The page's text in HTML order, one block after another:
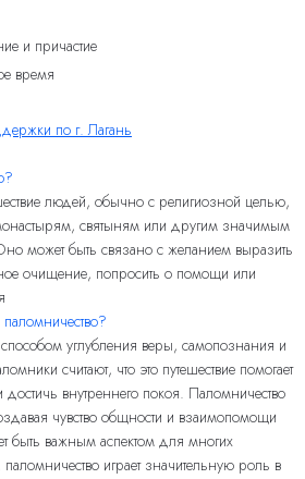
и причастие
время
по г. Лагань
людей, обычно с религиозной целью,
святыням или другим значимым
может быть связано с желанием выразить
очищение, попросить о помощи или
углубления веры, самопознания и
считают, что это путешествие помогает
внутреннего покоя. Паломничество
чувство общности и взаимопомощи
быть важным аспектом для многих
играет значительную роль в